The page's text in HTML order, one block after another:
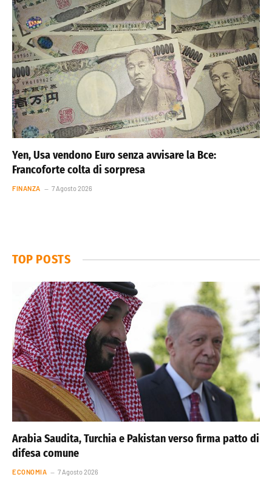
Yen, Usa vendono Euro senza avvisare la Bce:
Francoforte colta di sorpresa
FINANZA 7 Agosto 2026
TOP POSTS
Arabia Saudita, Turchia e Pakistan verso firma patto di
difesa comune
ECONOMIA 7 Agosto 2026